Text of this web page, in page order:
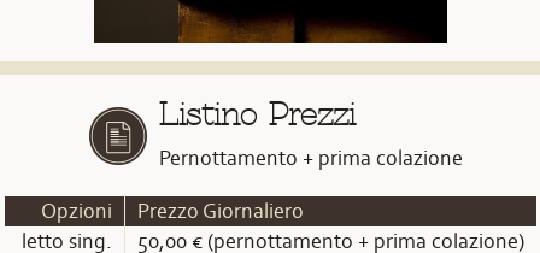
Listino Prezzi
Pernottamento + prima colazione
Opzioni
Prezzo Giornaliero
letto sing.
50,00 € (pernottamento + prima colazione)